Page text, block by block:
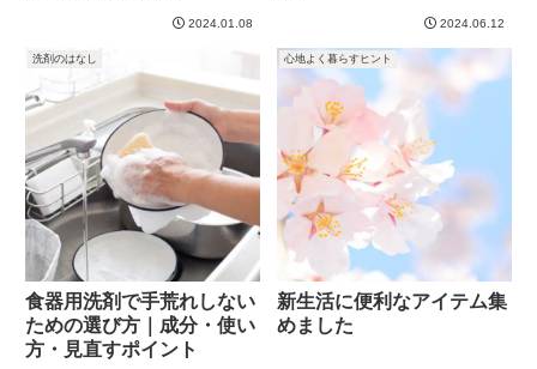
2024.01.08 2024.06.12
洗剤のはなし
食器用洗剤で手荒れしない
ための選び方｜成分・使い
方・見直すポイント
心地よく暮らすヒント
新生活に便利なアイテム集
めました